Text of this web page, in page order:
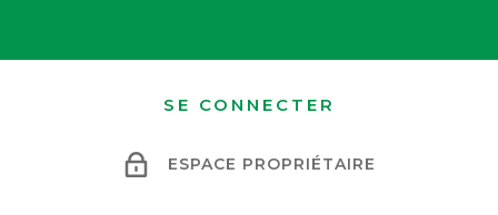
SE CONNECTER
ESPACE PROPRIÉTAIRE